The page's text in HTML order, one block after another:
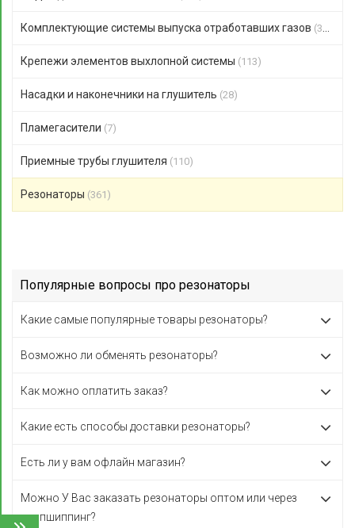
Комплектующие системы выпуска отработавших газов (351)
Крепежи элементов выхлопной системы (113)
Насадки и наконечники на глушитель (28)
Пламегасители (7)
Приемные трубы глушителя (110)
Резонаторы (361)
Популярные вопросы про резонаторы
Какие самые популярные товары резонаторы?
Возможно ли обменять резонаторы?
Как можно оплатить заказ?
Какие есть способы доставки резонаторы?
Есть ли у вам офлайн магазин?
Можно У Вас заказать резонаторы оптом или через
дропшиппинг?